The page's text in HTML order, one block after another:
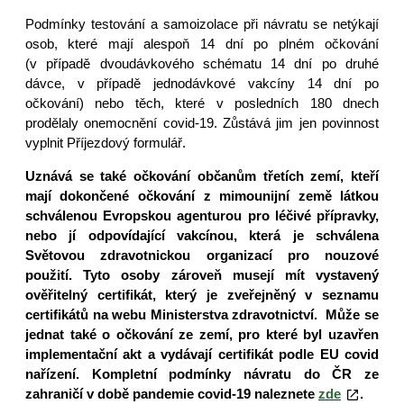
Podmínky testování a samoizolace při návratu se netýkají
osob, které mají alespoň 14 dní po plném očkování
(v případě dvoudávkového schématu 14 dní po druhé
dávce, v případě jednodávkové vakcíny 14 dní po
očkování) nebo těch, které v posledních 180 dnech
prodělaly onemocnění covid-19. Zůstává jim jen povinnost
vyplnit Příjezdový formulář.
Uznává se také očkování občanům třetích zemí, kteří
mají dokončené očkování z mimounijní země látkou
schválenou Evropskou agenturou pro léčivé přípravky,
nebo jí odpovídající vakcínou, která je schválena
Světovou zdravotnickou organizací pro nouzové
použití. Tyto osoby zároveň musejí mít vystavený
ověřitelný certifikát, který je zveřejněný v seznamu
certifikátů na webu Ministerstva zdravotnictví. Může se
jednat také o očkování ze zemí, pro které byl uzavřen
implementační akt a vydávají certifikát podle EU covid
nařízení. Kompletní podmínky návratu do ČR ze
zahraničí v době pandemie covid-19 naleznete zde .